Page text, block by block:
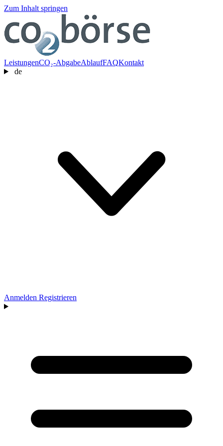
Zum Inhalt springen
LeistungenCO₂-AbgabeAblaufFAQKontakt
de
Anmelden Registrieren